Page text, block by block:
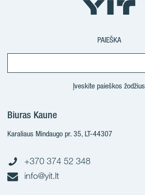
PAIEŠKA
Įveskite paieškos žodžius
Biuras Kaune
Karaliaus Mindaugo pr. 35, LT-44307
+370 374 52 348
info@yit.lt